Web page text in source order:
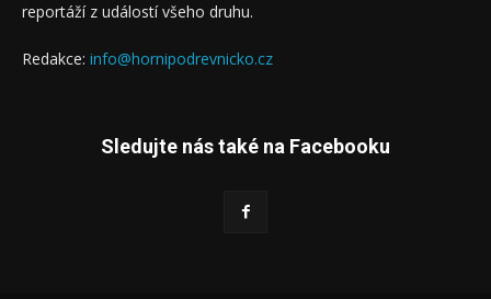
reportáží z událostí všeho druhu.
Redakce: info@hornipodrevnicko.cz
Sledujte nás také na Facebooku